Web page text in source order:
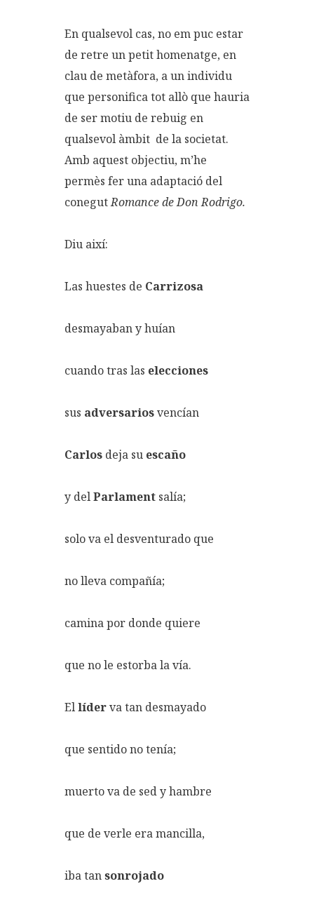
En qualsevol cas, no em puc estar
de retre un petit homenatge, en
clau de metàfora, a un individu
que personifica tot allò que hauria
de ser motiu de rebuig en
qualsevol àmbit de la societat.
Amb aquest objectiu, m’he
permès fer una adaptació del
conegutRomance de Don Rodrigo.
Diu així:
Las huestes de Carrizosa
desmayaban y huían
cuando tras las elecciones
sus adversariosvencían
Carlos deja su escaño
y delParlament salía;
solo va el desventurado que
no lleva compañía;
camina por donde quiere
que no le estorba la vía.
Ellíderva tan desmayado
que sentido no tenía;
muerto va de sed y hambre
que de verle era mancilla,
iba tansonrojado